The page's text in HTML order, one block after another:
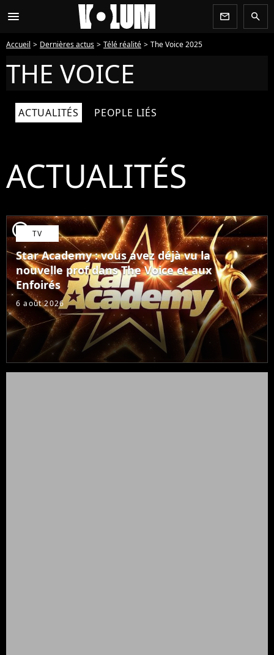
menu newsletter search
Accueil Dernières actus Télé réalité The Voice 2025
THE VOICE
ACTUALITÉS PEOPLE LIÉS
ACTUALITÉS
player2 TV
Star Academy : vous avez déjà vu la
nouvelle prof dans The Voice et aux
Enfoirés
6 août 2026